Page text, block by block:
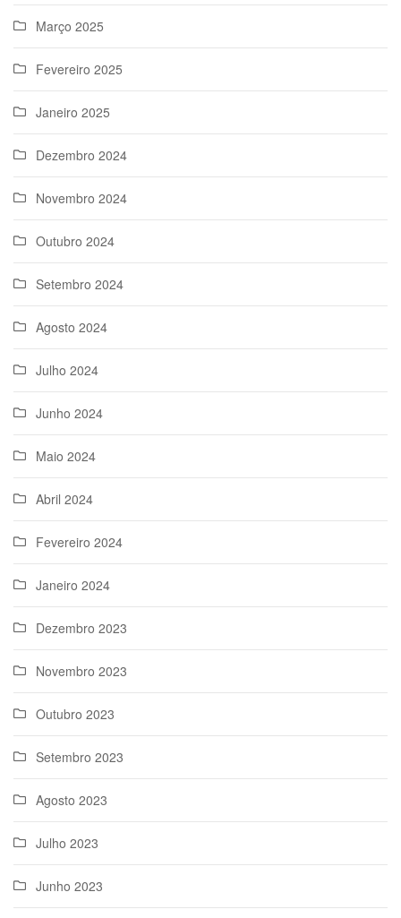
Março 2025
Fevereiro 2025
Janeiro 2025
Dezembro 2024
Novembro 2024
Outubro 2024
Setembro 2024
Agosto 2024
Julho 2024
Junho 2024
Maio 2024
Abril 2024
Fevereiro 2024
Janeiro 2024
Dezembro 2023
Novembro 2023
Outubro 2023
Setembro 2023
Agosto 2023
Julho 2023
Junho 2023